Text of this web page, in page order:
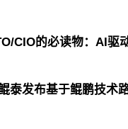
CIO的必读物：AI驱
泰发布基于鲲鹏技术